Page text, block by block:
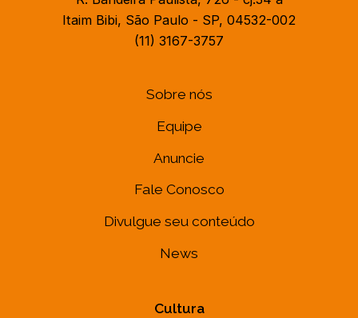
Itaim Bibi, São Paulo - SP, 04532-002
(11) 3167-3757
Sobre nós
Equipe
Anuncie
Fale Conosco
Divulgue seu conteúdo
News
Cultura